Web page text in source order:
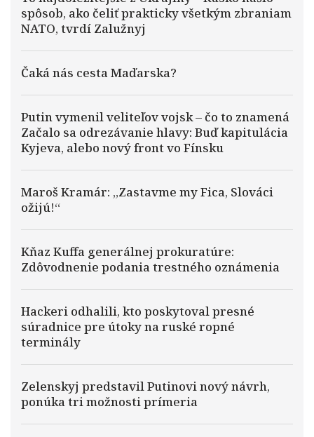
spôsob, ako čeliť prakticky všetkým zbraniam
NATO, tvrdí Zalužnyj
Čaká nás cesta Maďarska?
Putin vymenil veliteľov vojsk – čo to znamená
Začalo sa odrezávanie hlavy: Buď kapitulácia
Kyjeva, alebo nový front vo Fínsku
Maroš Kramár: „Zastavme my Fica, Slováci
ožijú!“
Kňaz Kuffa generálnej prokuratúre:
Zdôvodnenie podania trestného oznámenia
Hackeri odhalili, kto poskytoval presné
súradnice pre útoky na ruské ropné
terminály
Zelenskyj predstavil Putinovi nový návrh,
ponúka tri možnosti prímeria